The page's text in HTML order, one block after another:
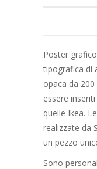
Poster
tipografica di
opaca da
essere
quelle Ikea.
realizzate da
un pezzo
Sono